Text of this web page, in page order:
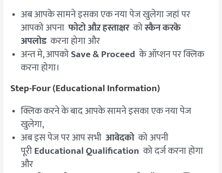
अब आपके सामने इसका एक नया पेज खुलेगा जहां पर
आपको अपना फोटो औऱ हस्ताक्षरकोस्कैन करके
अपलोडकरना होगा और
अन्त मे, आपकोSave & Proceed के ऑप्शन पर क्लिक
करना होगा।
Step-Four (Educational Information)
क्लिक करने के बाद आपके सामने इसका एक नया पेज
खुलेगा,
अब इस पेज पर आप सभी आवेदकोको अपनी
पूरीEducational Qualification को दर्ज करना होगा
और